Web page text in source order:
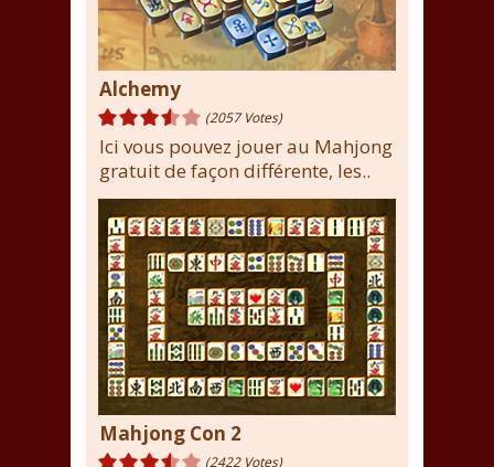
Alchemy
(2057 Votes)
Ici vous pouvez jouer au Mahjong
gratuit de façon différente, les..
Mahjong Con 2
(2422 Votes)